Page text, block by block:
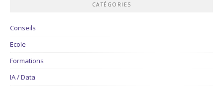
CATÉGORIES
Conseils
Ecole
Formations
IA / Data